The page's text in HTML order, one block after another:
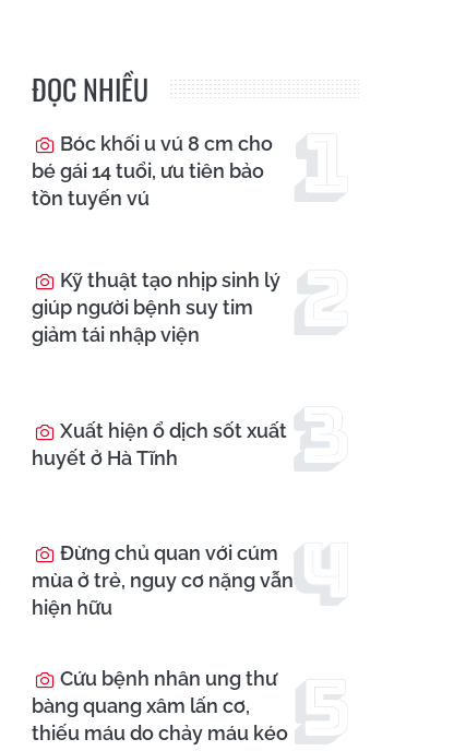
ĐỌC NHIỀU
Bóc khối u vú 8 cm cho
bé gái 14 tuổi, ưu tiên bảo
tồn tuyến vú
Kỹ thuật tạo nhịp sinh lý
giúp người bệnh suy tim
giảm tái nhập viện
Xuất hiện ổ dịch sốt xuất
huyết ở Hà Tĩnh
Đừng chủ quan với cúm
mùa ở trẻ, nguy cơ nặng vẫn
hiện hữu
Cứu bệnh nhân ung thư
bàng quang xâm lấn cơ,
thiếu máu do chảy máu kéo